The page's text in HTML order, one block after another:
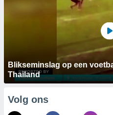
Blikseminslag op een
Thailand
Volg ons